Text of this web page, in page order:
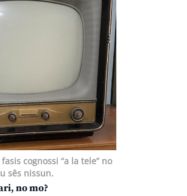
cognossi “a la tele” no
sês nissun.
no mo?